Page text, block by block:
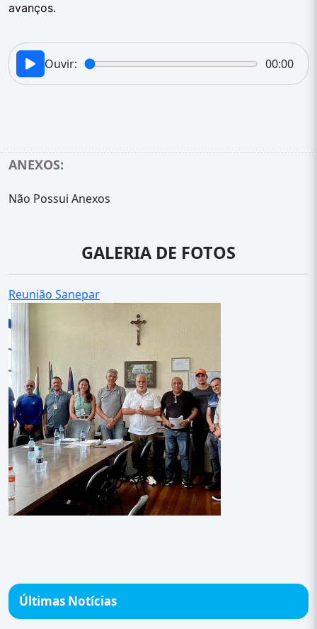
avanços.
Ouvir: 00:00
ANEXOS:
Não Possui Anexos
GALERIA DE FOTOS
Reunião Sanepar
Últimas Notícias